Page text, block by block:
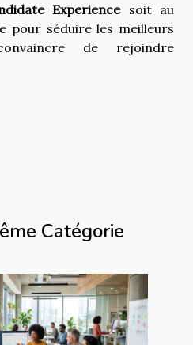
Catégorie
Experiencesoit au
pour séduire les meilleurs
de rejoindre